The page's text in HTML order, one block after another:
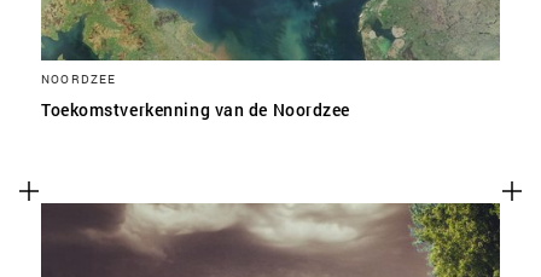
NOORDZEE
Toekomstverkenning van de Noordzee